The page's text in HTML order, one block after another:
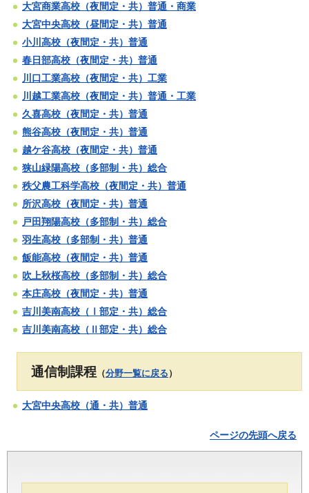
大宮商業高校（夜間定・共）普通・商業
大宮中央高校（昼間定・共）普通
小川高校（夜間定・共）普通
春日部高校（夜間定・共）普通
川口工業高校（夜間定・共）工業
川越工業高校（夜間定・共）普通・工業
久喜高校（夜間定・共）普通
熊谷高校（夜間定・共）普通
越ケ谷高校（夜間定・共）普通
狭山緑陽高校（多部制・共）総合
秩父農工科学高校（夜間定・共）普通
所沢高校（夜間定・共）普通
戸田翔陽高校（多部制・共）総合
羽生高校（多部制・共）普通
飯能高校（夜間定・共）普通
吹上秋桜高校（多部制・共）総合
本庄高校（夜間定・共）普通
吉川美南高校（Ⅰ部定・共）総合
吉川美南高校（Ⅱ部定・共）総合
通信制課程 （分野一覧に戻る ）
大宮中央高校（通・共）普通
ページの先頭へ戻る